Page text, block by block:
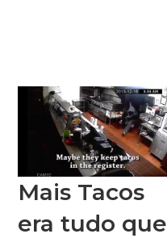
Mais Tacos
era tudo que